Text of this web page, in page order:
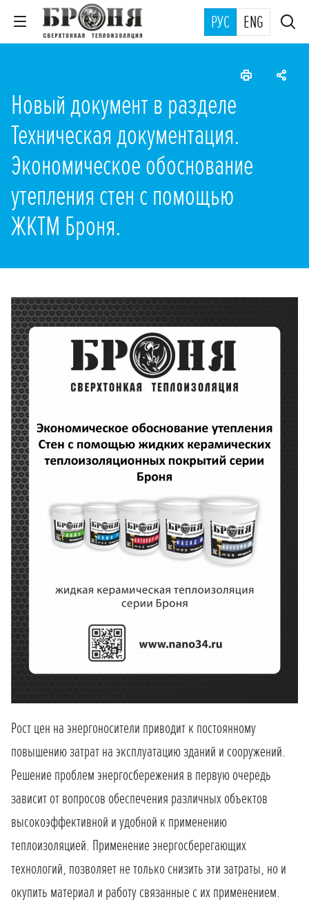
РУС ENG
Новый документ в разделе
Техническая документация.
Экономическое обоснование
утепления стен с помощью
ЖКТМ Броня.
Рост цен на энергоносители приводит к постоянному
повышению затрат на эксплуатацию зданий и сооружений.
Решение проблем энергосбережения в первую очередь
зависит от вопросов обеспечения различных объектов
высокоэффективной и удобной к применению
теплоизоляцией. Применение энергосберегающих
технологий, позволяет не только снизить эти затраты, но и
окупить материал и работу связанные с их применением.